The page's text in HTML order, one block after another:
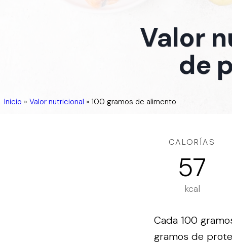
Valor
de
Inicio » Valor nutricional » 100 gramos de alimento
CALORÍAS
57
kcal
Cada 100
gramos de